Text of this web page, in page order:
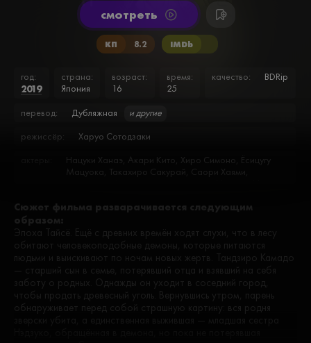
Сюжет фильма разварачивается следующим
образом:
Эпоха Тайсё. Ещё с древних времён ходят слухи, что в лесу
обитают человекоподобные демоны, которые питаются
людьми и выискивают по ночам новых жертв. Тандзиро Камадо
— старший сын в семье, потерявший отца и взявший на себя
заботу о родных. Однажды он уходит в соседний город,
чтобы продать древесный уголь. Вернувшись утром, парень
обнаруживает перед собой страшную картину: вся родня
cмотреть
КП 8.2 IMDb
год:
2019
страна:
Япония
возраст:
16
время:
25
качество: BDRip
режиссёр: Харуо Сотодзаки
перевод: Дубляжная и другие
Нацуки Ханаэ, Акари Кито, Хиро Симоно, Ёсицугу
Мацуока, Такахиро Сакурай, Саори Хаями,